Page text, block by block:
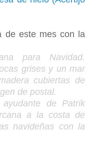
de este mes con la
para Navidad.
grises y un mar
cubiertas de
de postal.
de Patrik
a la costa de
navideñas con la